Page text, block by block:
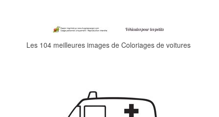
Les 104 meilleures images de Coloriages de voitures